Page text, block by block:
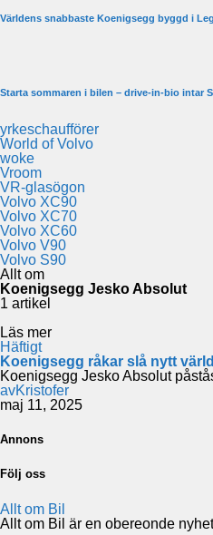
Världens snabbaste Koenigsegg byggd i
Starta sommaren i bilen – drive-in-bio intar
yrkeschaufförer
World of Volvo
woke
Vroom
VR-glasögon
Volvo XC90
Volvo XC70
Volvo XC60
Volvo V90
Volvo S90
Allt om
Koenigsegg Jesko Absolut
1 artikel
Läs mer
Häftigt
Koenigsegg råkar slå nytt
Koenigsegg Jesko Absolut
avKristofer
maj 11, 2025
Annons
Följ oss
Allt om Bil
Allt om Bil är en obereonde